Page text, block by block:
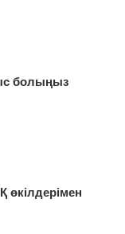
болыңыз
өкілдерімен